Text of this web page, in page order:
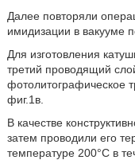
Далее повторяли
имидизации в вакууме
Для изготовления
третий проводящий
фотолитографическое
фиг.1в.
В качестве
затем проводили его
температуре 200°C в